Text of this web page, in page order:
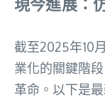
截至2025年10
業化的關鍵階
革命。以下是